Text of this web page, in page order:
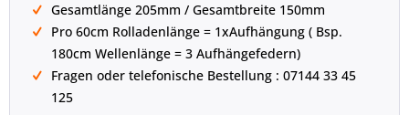
Gesamtlänge 205mm / Gesamtbreite 150mm
Pro 60cm Rolladenlänge = 1xAufhängung ( Bsp.
180cm Wellenlänge = 3 Aufhängefedern)
Fragen oder telefonische Bestellung : 07144 33 45
125